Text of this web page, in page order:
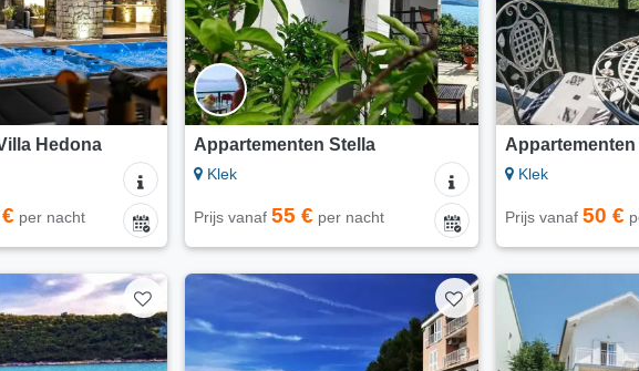
Hedona
per nacht
Appartementen Stella
Klek
Prijs vanaf 55 € per nacht
Klek
Prijs vanaf 50 €